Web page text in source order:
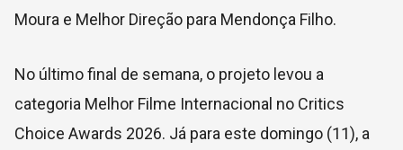
Moura e Melhor Direção para Mendonça Filho.
No último final de semana, o projeto levou a
categoria Melhor Filme Internacional no Critics
Choice Awards 2026. Já para este domingo (11), a